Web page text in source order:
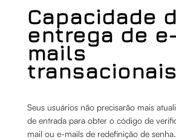
Capacidade
entrega de
mails
transacionais
Seus usuários não precisarão mais
de entrada para obter o código de
mail ou e-mails de redefinição de